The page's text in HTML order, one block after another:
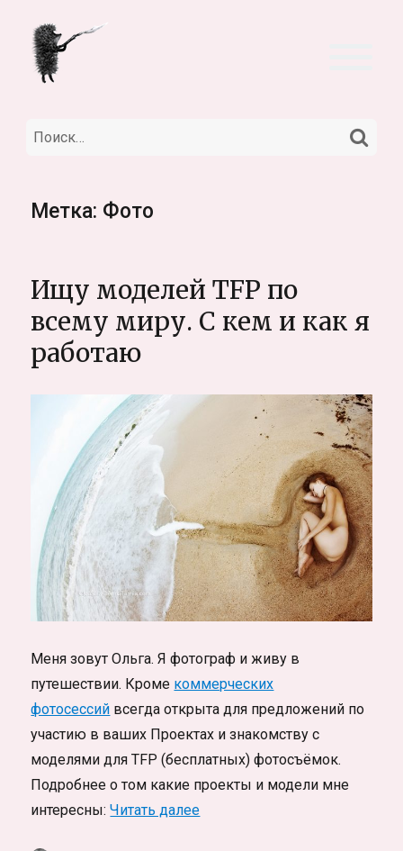
Искать:
Метка: Фото
Ищу моделей TFP по
всему миру. С кем и как я
работаю
Меня зовут Ольга. Я фотограф и живу в
путешествии. Кроме коммерческих
фотосессий всегда открыта для предложений по
участию в ваших Проектах и знакомству с
моделями для TFP (бесплатных) фотосъёмок.
Подробнее о том какие проекты и модели мне
интересны:Читать далее«Ищу моделей TFP по всему